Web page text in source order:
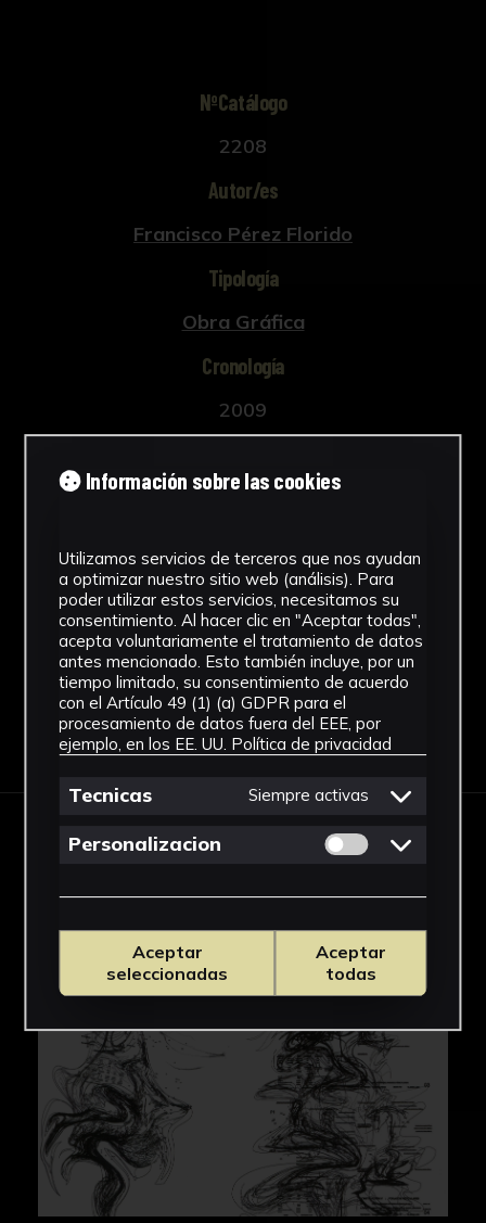
NºCatálogo
2208
Autor/es
Francisco Pérez Florido
Tipología
Obra Gráfica
Cronología
2009
Papel
Rectorado
Ver más
Descargar Ficha
IMÁGENES
Información sobre las cookies
Utilizamos servicios de terceros que nos ayudan
a optimizar nuestro sitio web (análisis). Para
poder utilizar estos servicios, necesitamos su
consentimiento. Al hacer clic en "Aceptar todas",
acepta voluntariamente el tratamiento de datos
antes mencionado. Esto también incluye, por un
tiempo limitado, su consentimiento de acuerdo
con el Artículo 49 (1) (a) GDPR para el
procesamiento de datos fuera del EEE, por
ejemplo, en los EE. UU. Política de privacidad
Tecnicas Siempre activas
Personalizacion Permitir cookies
Aceptar
seleccionadas
Aceptar
todas